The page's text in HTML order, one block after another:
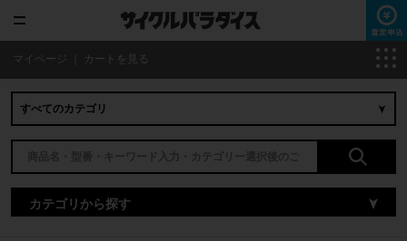
マイページ カートを見る
カテゴリから探す